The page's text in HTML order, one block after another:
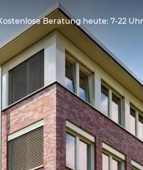
Beratung heute: 7-22 Uhr